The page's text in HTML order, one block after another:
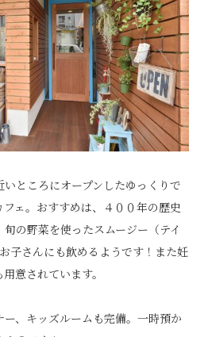
ところにオープンしたゆっくりで
ェ。おすすめは、４００年の歴史
の野菜を使ったスムージー（テイ
子さんにも飲めるようです！また妊
意されています。
、キッズルームも完備。一時預か